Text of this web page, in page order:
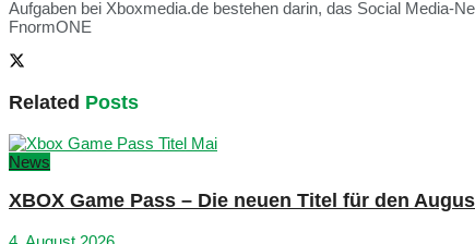
Aufgaben bei Xboxmedia.de bestehen darin, das Social Media-
FnormONE
Related Posts
News
XBOX Game Pass – Die neuen Titel für den